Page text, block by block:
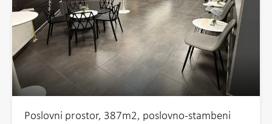
Poslovni prostor, 387m2, poslovno-stambeni